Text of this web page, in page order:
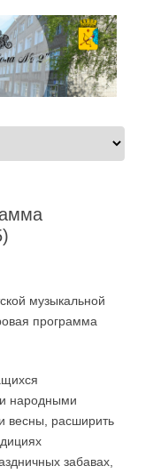
музыкальной
программа
народными
весны, расширить
забавах,